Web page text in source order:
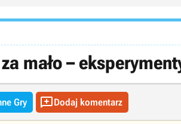
mało –
Gry Dodaj komentarz